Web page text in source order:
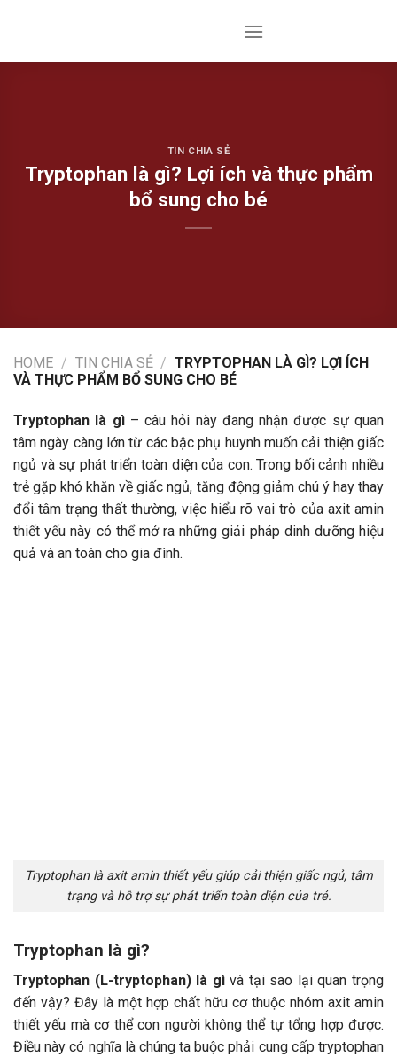
TIN CHIA SẺ
Tryptophan là gì? Lợi ích và thực phẩm
bổ sung cho bé
HOME / TIN CHIA SẺ / TRYPTOPHAN LÀ GÌ? LỢI ÍCH
VÀ THỰC PHẨM BỔ SUNG CHO BÉ
Tryptophan là gì– câu hỏi này đang nhận được sự quan
tâm ngày càng lớn từ các bậc phụ huynh muốn cải thiện giấc
ngủ và sự phát triển toàn diện của con. Trong bối cảnh nhiều
trẻ gặp khó khăn về giấc ngủ, tăng động giảm chú ý hay thay
đổi tâm trạng thất thường, việc hiểu rõ vai trò của axit amin
thiết yếu này có thể mở ra những giải pháp dinh dưỡng hiệu
quả và an toàn cho gia đình.
Tryptophan là axit amin thiết yếu giúp cải thiện giấc ngủ, tâm
trạng và hỗ trợ sự phát triển toàn diện của trẻ.
Tryptophan là gì?
Tryptophan (L-tryptophan) là gìvà tại sao lại quan trọng
đến vậy? Đây là một hợp chất hữu cơ thuộc nhóm axit amin
thiết yếu mà cơ thể con người không thể tự tổng hợp được.
Điều này có nghĩa là chúng ta buộc phải cung cấp tryptophan